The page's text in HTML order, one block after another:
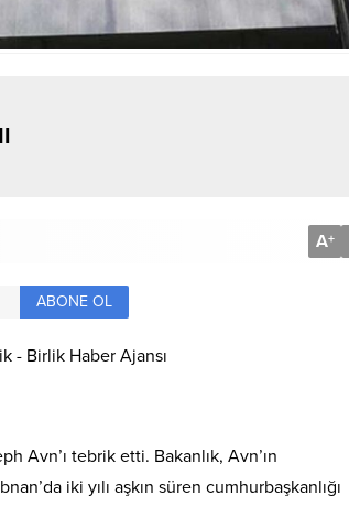
A+
ABONE OL
Avn’ı tebrik etti. Bakanlık, Avn’ın
iki yılı aşkın süren cumhurbaşkanlığı